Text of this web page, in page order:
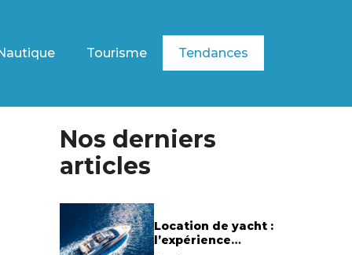
Tourisme Tendances
Nos derniers
articles
Location de yacht :
l’expérience